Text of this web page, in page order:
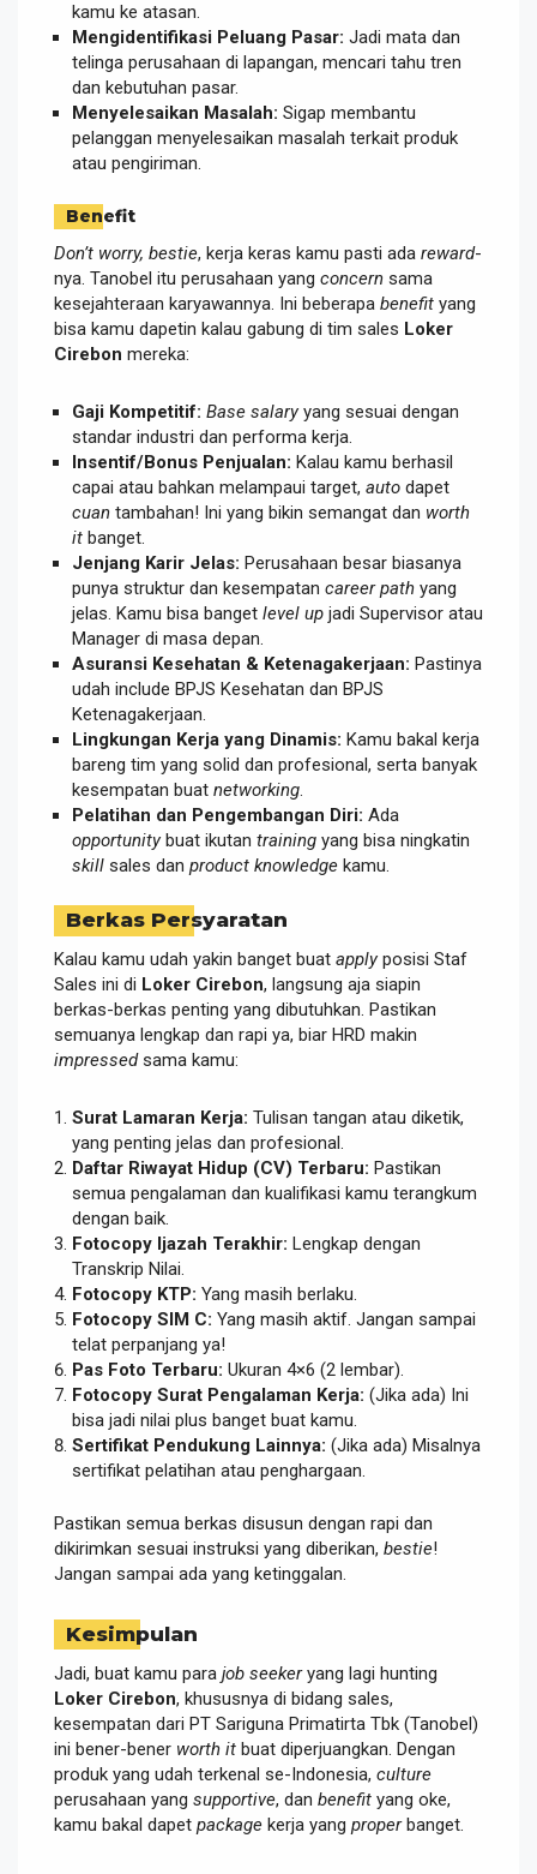
kamu ke atasan.
Mengidentifikasi Peluang Pasar: Jadi mata dan
telinga perusahaan di lapangan, mencari tahu tren
dan kebutuhan pasar.
Menyelesaikan Masalah: Sigap membantu
pelanggan menyelesaikan masalah terkait produk
atau pengiriman.
Benefit
Don’t worry, bestie, kerja keras kamu pasti ada reward-
nya. Tanobel itu perusahaan yang concern sama
kesejahteraan karyawannya. Ini beberapa benefit yang
bisa kamu dapetin kalau gabung di tim sales Loker
Cirebon mereka:
Gaji Kompetitif: Base salaryyang sesuai dengan
standar industri dan performa kerja.
Insentif/Bonus Penjualan: Kalau kamu berhasil
capai atau bahkan melampaui target, auto dapet
cuan tambahan! Ini yang bikin semangat dan worth
it banget.
Jenjang Karir Jelas: Perusahaan besar biasanya
punya struktur dan kesempatan career path yang
jelas. Kamu bisa banget level up jadi Supervisor atau
Manager di masa depan.
Asuransi Kesehatan & Ketenagakerjaan: Pastinya
udah include BPJS Kesehatan dan BPJS
Ketenagakerjaan.
Lingkungan Kerja yang Dinamis: Kamu bakal kerja
bareng tim yang solid dan profesional, serta banyak
kesempatan buat networking
Pelatihan dan Pengembangan Diri: Ada
opportunitybuat ikutan training yang bisa ningkatin
skill sales dan product knowledge kamu.
Berkas Persyaratan
Kalau kamu udah yakin banget buat applyposisi Staf
Sales ini di Loker Cirebon, langsung aja siapin
berkas-berkas penting yang dibutuhkan. Pastikan
semuanya lengkap dan rapi ya, biar HRD makin
impressedsama kamu:
Surat Lamaran Kerja: Tulisan tangan atau diketik,
yang penting jelas dan profesional.
Daftar Riwayat Hidup (CV) Terbaru: Pastikan
semua pengalaman dan kualifikasi kamu terangkum
dengan baik.
Fotocopy Ijazah Terakhir: Lengkap dengan
Transkrip Nilai.
Fotocopy KTP: Yang masih berlaku.
Fotocopy SIM C: Yang masih aktif. Jangan sampai
telat perpanjang ya!
Pas Foto Terbaru: Ukuran 4×6 (2 lembar).
Fotocopy Surat Pengalaman Kerja: (Jika ada) Ini
bisa jadi nilai plus banget buat kamu.
Sertifikat Pendukung Lainnya: (Jika ada) Misalnya
sertifikat pelatihan atau penghargaan.
Pastikan semua berkas disusun dengan rapi dan
dikirimkan sesuai instruksi yang diberikan, bestie!
Jangan sampai ada yang ketinggalan.
Kesimpulan
Jadi, buat kamu para job seekeryang lagi hunting
Loker Cirebon, khususnya di bidang sales,
kesempatan dari PT Sariguna Primatirta Tbk (Tanobel)
ini bener-bener worth it buat diperjuangkan. Dengan
produk yang udah terkenal se-Indonesia, culture
perusahaan yang supportive, dan benefit yang oke,
kamu bakal dapet package kerja yang properbanget.